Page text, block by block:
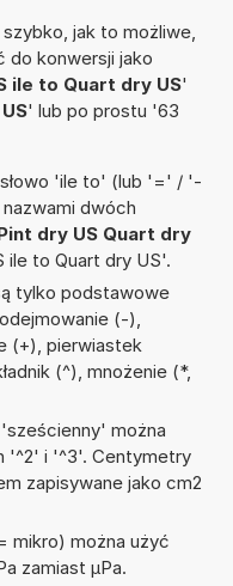
jak to możliwe,
do konwersji jako
ile to Quart dry US'
' lub po prostu '63
'ile to' (lub '=' / '-
dwóch
dry US Quart dry
to Quart dry US'.
tylko podstawowe
(-),
(+), pierwiastek
(^), mnożenie (*,
można
'^2' i '^3'. Centymetry
zapisywane jako cm2
mikro) można użyć
zamiast µPa.